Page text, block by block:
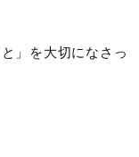
」を大切になさっ